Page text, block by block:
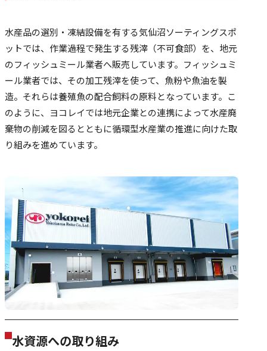
水産品の選別・凍結設備を有する気仙沼ソーティングスポ
ットでは、作業過程で発生する残滓（不可食部）を、地元
のフィッシュミール業者へ販売しています。フィッシュミ
ール業者では、その加工残滓を使って、魚粉や魚油を製
造。それらは養殖魚の配合飼料の原料となっています。こ
のように、ヨコレイでは地元企業との連携によって水産廃
棄物の削減を図るとともに循環型水産業の推進に向けた取
り組みを進めています。
水資源への取り組み